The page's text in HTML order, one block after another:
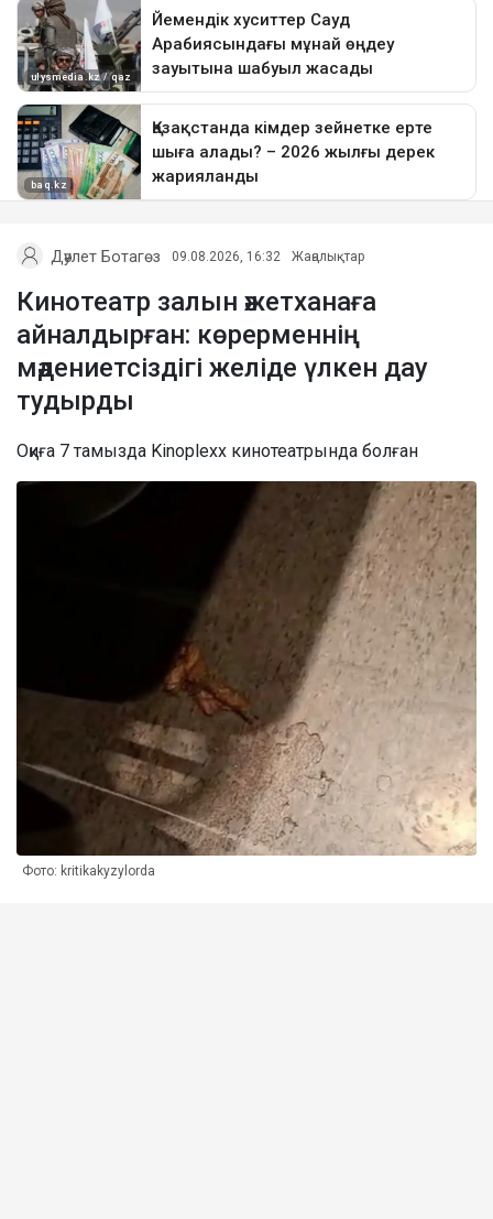
Дәулет Ботагөз 09.08.2026, 16:32 Жаңалықтар
Кинотеатр залын әжетханаға
айналдырған: көрерменнің
мәдениетсіздігі желіде үлкен дау
тудырды
Оқиға 7 тамызда Kinoplexx кинотеатрында болған
Фото: kritikakyzylorda